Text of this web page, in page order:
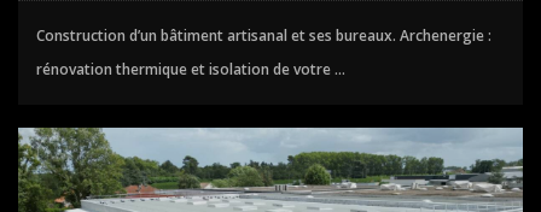
Construction d’un bâtiment artisanal et ses bureaux. Archenergie :
rénovation thermique et isolation de votre ...